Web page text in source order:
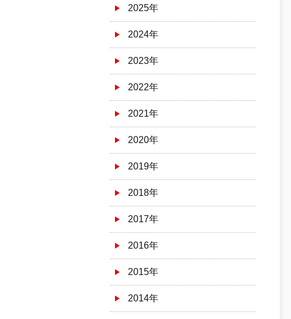
2025年
2024年
2023年
2022年
2021年
2020年
2019年
2018年
2017年
2016年
2015年
2014年